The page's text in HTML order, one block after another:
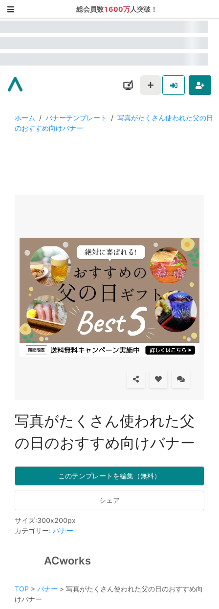
総会員数1600万人突破！
ホーム / バナーテンプレート / 写真がたくさん使われた父の日
のおすすめ向けバナー
写真がたくさん使われた父
の日のおすすめ向けバナー
このテンプレートを編集（無料）
シェア
サイズ:300x200px
カテゴリー: バナー
ACworks
TOP > バナー > 写真がたくさん使われた父の日のおすすめ向
けバナー